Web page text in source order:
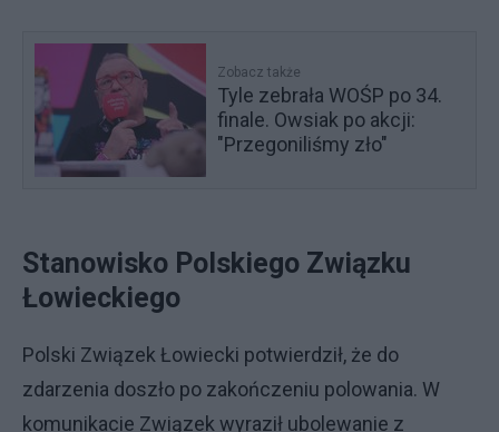
Zobacz także
Tyle zebrała WOŚP po 34.
finale. Owsiak po akcji:
"Przegoniliśmy zło"
Stanowisko Polskiego Związku
Łowieckiego
Polski Związek Łowiecki potwierdził, że do
zdarzenia doszło po zakończeniu polowania. W
komunikacie Związek wyraził ubolewanie z